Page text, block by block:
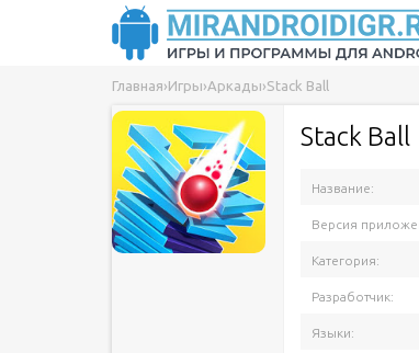
Главная›Игры›Аркады›Stack Ball
Stack Ball
Название:
Версия
Категория:
Разработчик:
Языки: